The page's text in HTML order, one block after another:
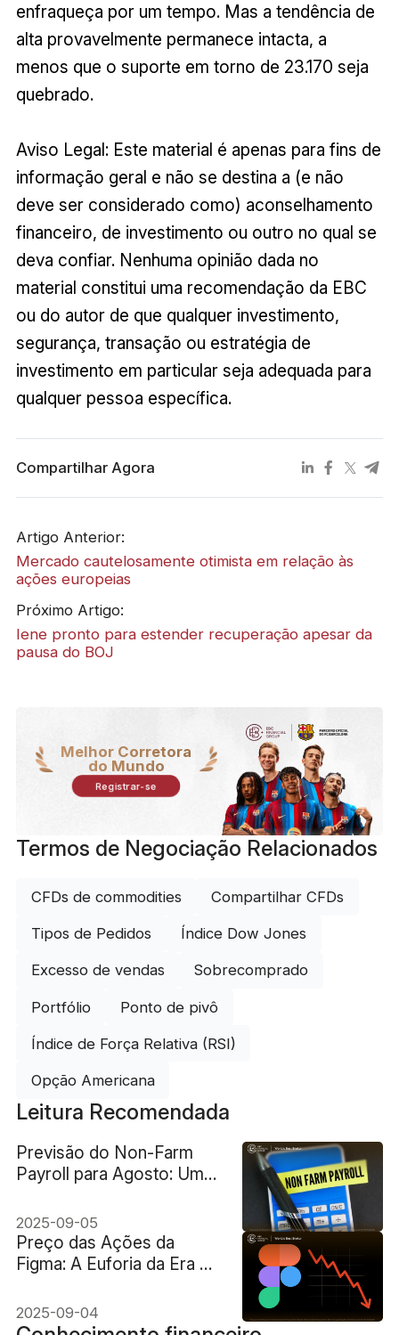
enfraqueça por um tempo. Mas a tendência de
alta provavelmente permanece intacta, a
menos que o suporte em torno de 23.170 seja
quebrado.
Aviso Legal: Este material é apenas para fins de
informação geral e não se destina a (e não
deve ser considerado como) aconselhamento
financeiro, de investimento ou outro no qual se
deva confiar. Nenhuma opinião dada no
material constitui uma recomendação da EBC
ou do autor de que qualquer investimento,
segurança, transação ou estratégia de
investimento em particular seja adequada para
qualquer pessoa específica.
Compartilhar Agora
Artigo Anterior:
Mercado cautelosamente otimista em relação às
ações europeias
Próximo Artigo:
Iene pronto para estender recuperação apesar da
pausa do BOJ
Melhor Corretora
do Mundo
Registrar-se
Termos de Negociação Relacionados
CFDs de commodities Compartilhar CFDs
Tipos de Pedidos Índice Dow Jones
Excesso de vendas Sobrecomprado
Portfólio Ponto de pivô
Índice de Força Relativa (RSI)
Opção Americana
Leitura Recomendada
Previsão do Non-Farm
Payroll para Agosto: Um
Mercado de Trabalho?
2025-09-05
Preço das Ações da
Figma: A Euforia da Era do
Agora?
2025-09-04